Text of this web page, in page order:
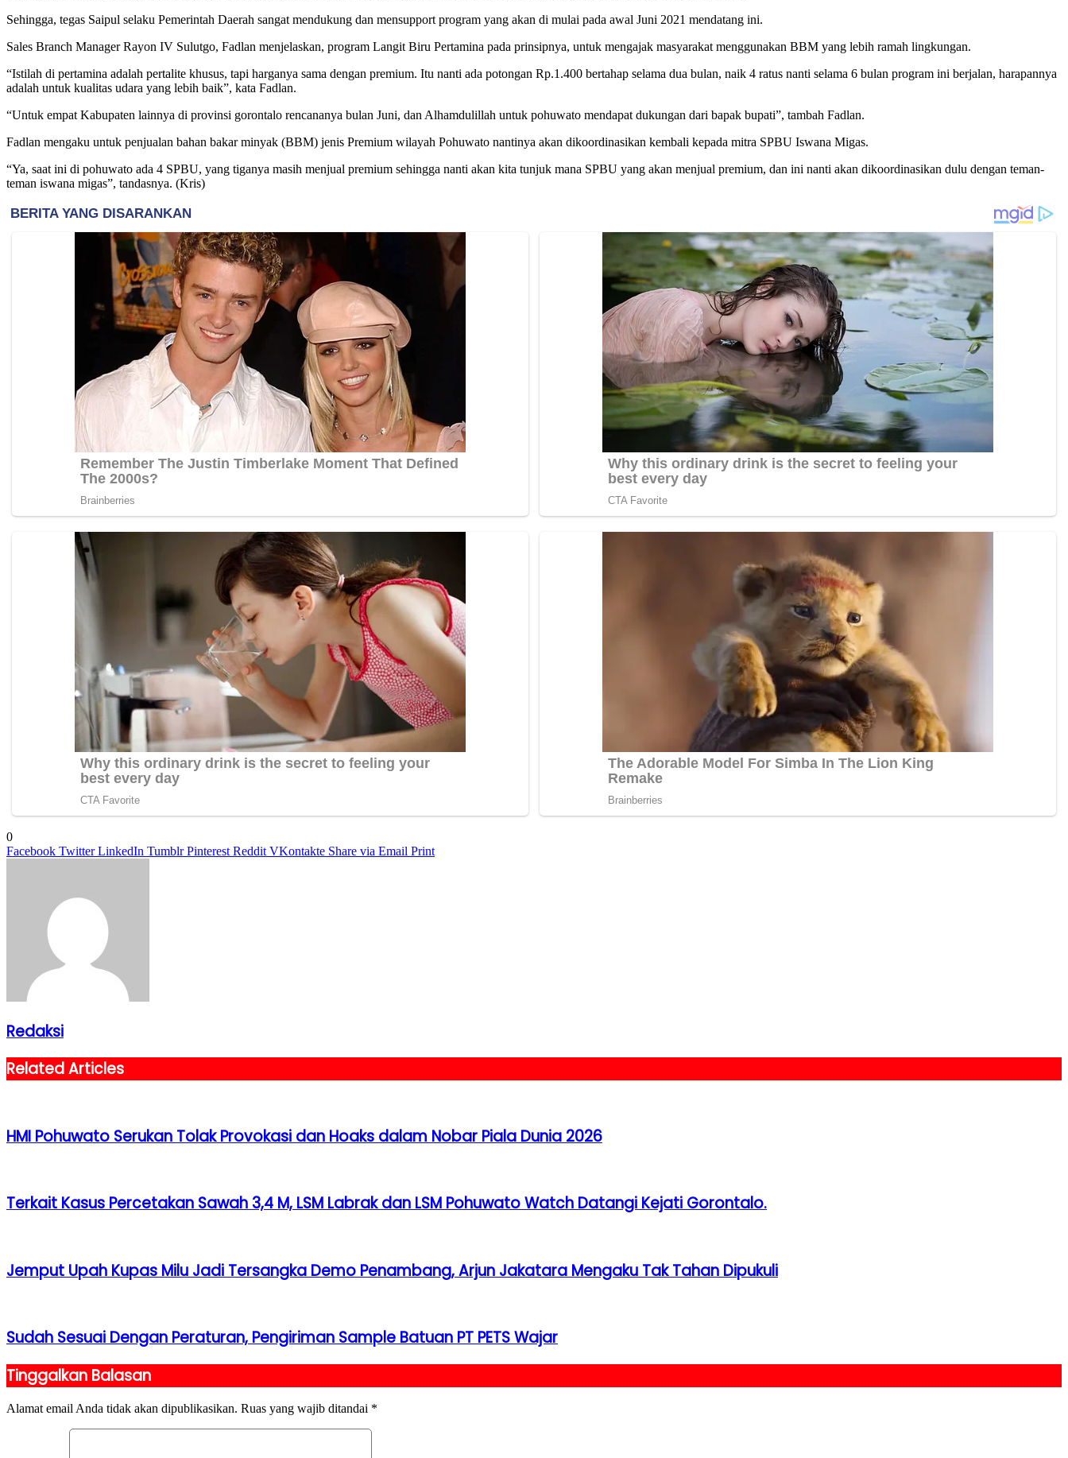
Sehingga, tegas Saipul selaku Pemerintah Daerah sangat mendukung dan mensupport program yang akan di mulai pada awal Juni 2021 mendatang ini.
Sales Branch Manager Rayon IV Sulutgo, Fadlan menjelaskan, program Langit Biru Pertamina pada prinsipnya, untuk mengajak masyarakat menggunakan BBM yang lebih ramah lingkungan.
“Istilah di pertamina adalah pertalite khusus, tapi harganya sama dengan premium. Itu nanti ada potongan Rp.1.400 bertahap selama dua bulan, naik 4 ratus nanti selama 6 bulan program ini berjalan, harapannya
adalah untuk kualitas udara yang lebih baik”, kata Fadlan.
“Untuk empat Kabupaten lainnya di provinsi gorontalo rencananya bulan Juni, dan Alhamdulillah untuk pohuwato mendapat dukungan dari bapak bupati”, tambah Fadlan.
Fadlan mengaku untuk penjualan bahan bakar minyak (BBM) jenis Premium wilayah Pohuwato nantinya akan dikoordinasikan kembali kepada mitra SPBU Iswana Migas.
“Ya, saat ini di pohuwato ada 4 SPBU, yang tiganya masih menjual premium sehingga nanti akan kita tunjuk mana SPBU yang akan menjual premium, dan ini nanti akan dikoordinasikan dulu dengan teman-
teman iswana migas”, tandasnya. (Kris)
0
Facebook Twitter LinkedIn Tumblr Pinterest Reddit VKontakte Share via Email Print
Redaksi
Related Articles
HMI Pohuwato Serukan Tolak Provokasi dan Hoaks dalam Nobar Piala Dunia 2026
Terkait Kasus Percetakan Sawah 3,4 M, LSM Labrak dan LSM Pohuwato Watch Datangi Kejati Gorontalo.
Jemput Upah Kupas Milu Jadi Tersangka Demo Penambang, Arjun Jakatara Mengaku Tak Tahan Dipukuli
Sudah Sesuai Dengan Peraturan, Pengiriman Sample Batuan PT PETS Wajar
Tinggalkan Balasan
Alamat email Anda tidak akan dipublikasikan. Ruas yang wajib ditandai *